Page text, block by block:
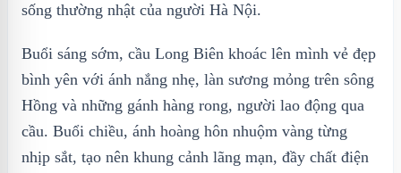
sống thường nhật của người Hà Nội.
Buổi sáng sớm, cầu Long Biên khoác lên mình vẻ đẹp
bình yên với ánh nắng nhẹ, làn sương mỏng trên sông
Hồng và những gánh hàng rong, người lao động qua
cầu. Buổi chiều, ánh hoàng hôn nhuộm vàng từng
nhịp sắt, tạo nên khung cảnh lãng mạn, đầy chất điện